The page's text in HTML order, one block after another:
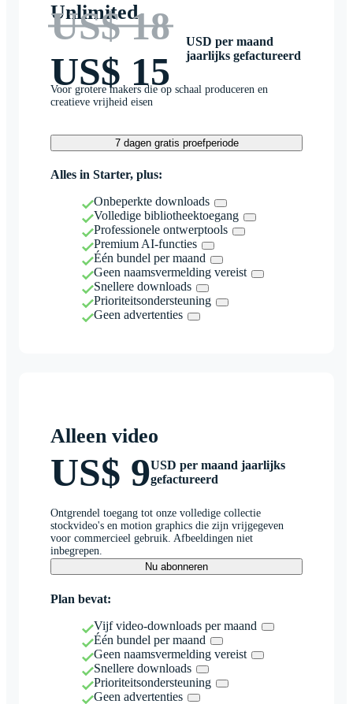
Unlimited
US$ 18
US$ 15
USD per maand
jaarlijks gefactureerd
Voor grotere makers die op schaal produceren en
creatieve vrijheid eisen
7 dagen gratis proefperiode
Alles in Starter, plus:
Onbeperkte downloads
Volledige bibliotheektoegang
Professionele ontwerptools
Premium AI-functies
Één bundel per maand
Geen naamsvermelding vereist
Snellere downloads
Prioriteitsondersteuning
Geen advertenties
Alleen video
US$ 9USD per maand jaarlijks
gefactureerd
Ontgrendel toegang tot onze volledige collectie
stockvideo's en motion graphics die zijn vrijgegeven
voor commercieel gebruik. Afbeeldingen niet
inbegrepen.
Nu abonneren
Plan bevat:
Vijf video-downloads per maand
Één bundel per maand
Geen naamsvermelding vereist
Snellere downloads
Prioriteitsondersteuning
Geen advertenties